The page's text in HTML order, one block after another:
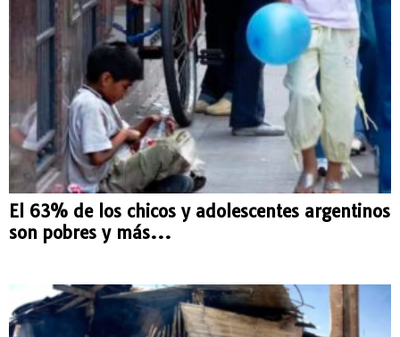
El 63% de los chicos y adolescentes argentinos
son pobres y más...